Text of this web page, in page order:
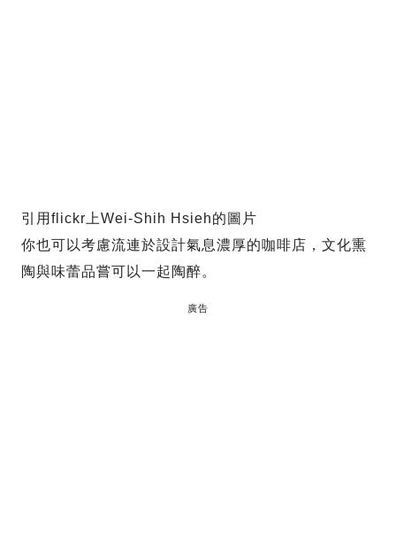
引用flickr上Wei-Shih Hsieh的圖片
你也可以考慮流連於設計氣息濃厚的咖啡店，文化熏
陶與味蕾品嘗可以一起陶醉。
廣告